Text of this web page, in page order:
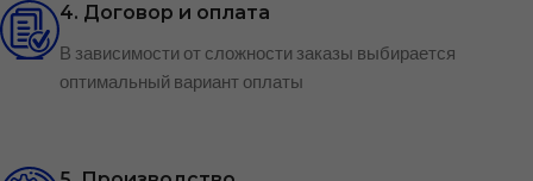
4. Договор и оплата
В зависимости от сложности заказы выбирается
оптимальный вариант оплаты